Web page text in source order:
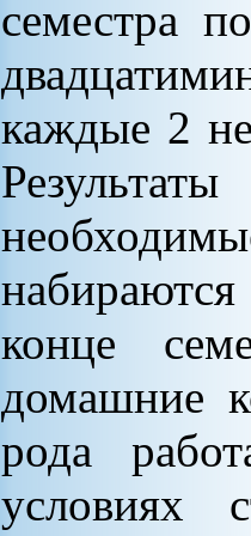
семестра
каждые 2
конце
домашние
рода
условиях